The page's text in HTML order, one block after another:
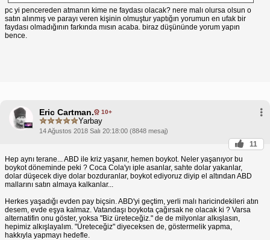
pc yi pencereden atmanın kime ne faydası olacak? nere malı olursa olsun o
satın alınmış ve parayı veren kişinin olmuştur yaptığın yorumun en ufak bir
faydası olmadığının farkında mısın acaba. biraz düşününde yorum yapın
bence.
Eric Cartman. 10+
Yarbay
14 Ağustos 2018 Salı 20:18:00 (8848 mesaj)
11
Hep aynı terane... ABD ile kriz yaşanır, hemen boykot. Neler yaşanıyor bu
boykot döneminde peki ? Coca Cola'yı iple asanlar, sahte dolar yakanlar,
dolar düşecek diye dolar bozduranlar, boykot ediyoruz diyip el altından ABD
mallarını satın almaya kalkanlar...
Herkes yaşadığı evden pay biçsin. ABD'yi geçtim, yerli malı haricindekileri atın
desem, evde eşya kalmaz. Vatandaşı boykota çağırsak ne olacak ki ? Varsa
alternatifin onu göster, yoksa "Biz üreteceğiz." de de milyonlar alkışlasın,
hepimiz alkışlayalım. "Üreteceğiz" diyeceksen de, göstermelik yapma,
hakkıyla yapmayı hedefle.